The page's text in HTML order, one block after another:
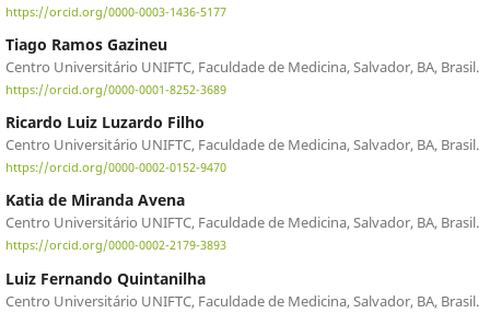
https://orcid.org/0000-0003-1436-5177
Tiago Ramos Gazineu
Centro Universitário UNIFTC, Faculdade de Medicina, Salvador, BA, Brasil.
https://orcid.org/0000-0001-8252-3689
Ricardo Luiz Luzardo Filho
Centro Universitário UNIFTC, Faculdade de Medicina, Salvador, BA, Brasil.
https://orcid.org/0000-0002-0152-9470
Katia de Miranda Avena
Centro Universitário UNIFTC, Faculdade de Medicina, Salvador, BA, Brasil.
https://orcid.org/0000-0002-2179-3893
Luiz Fernando Quintanilha
Centro Universitário UNIFTC, Faculdade de Medicina, Salvador, BA, Brasil.